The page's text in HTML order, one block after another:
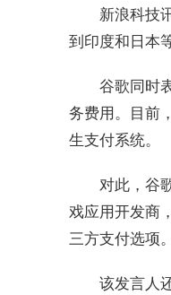
新浪科技
到印度和日本
谷歌同时
务费用。目前
生支付系统。
对此，谷
戏应用开发商
三方支付选项。
该发言人